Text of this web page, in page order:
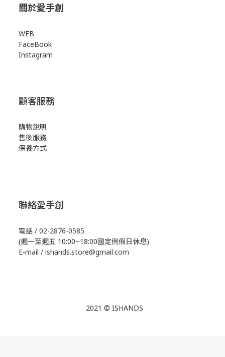
關於愛手創
WEB
FaceBook
Instagram
顧客服務
購物說明
售後服務
保養方式
聯絡愛手創
電話 / 02-2876-0585
(週一至週五 10:00~18:00國定例假日休息)
E-mail / ishands.store@gmail.com
2021 © ISHANDS